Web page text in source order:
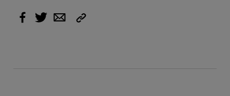
Facebook
TwitterEmail Link